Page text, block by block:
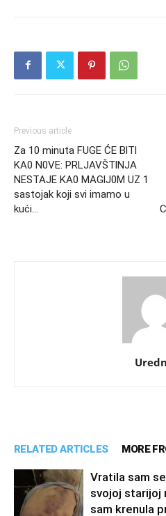
Previous article
Za 10 minuta FUGE ĆE BlTl
KA0 N0VE: PRLJAVŠTlNJA
NESTAJE KA0 MAGlJ0M UZ 1
sastojak koji svi imamo u
kući…
RELATED ARTICLES MORE
Vratila sam
svojoj starijoj
sam krenula